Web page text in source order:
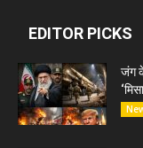
EDITOR PICKS
जंग